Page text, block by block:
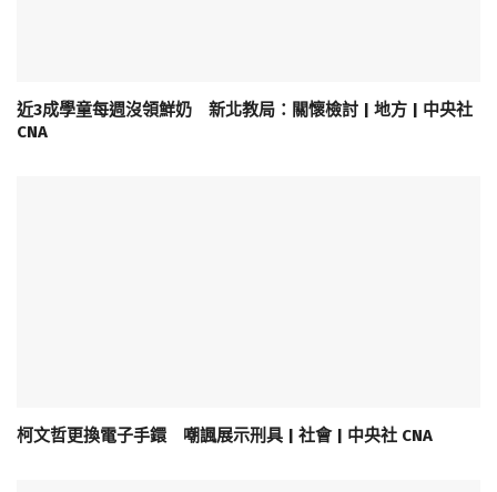
近3成學童每週沒領鮮奶 新北教局：關懷檢討 | 地方 | 中央社
CNA
柯文哲更換電子手鐶 嘲諷展示刑具 | 社會 | 中央社 CNA